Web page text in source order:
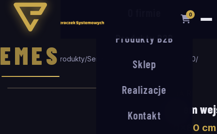
EMES
0
Produkty B2B
Sklep
Realizacje
Kontakt
Strona główna /Produkty/Seria R System wejściowy R-11/30/
SERIA R
System
80 cm